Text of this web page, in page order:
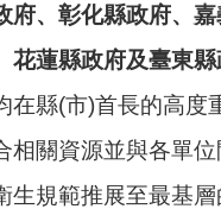
府、彰化縣政府、嘉
花蓮縣政府及臺東
在縣(市)首長的高度
相關資源並與各單
生規範推展至最基